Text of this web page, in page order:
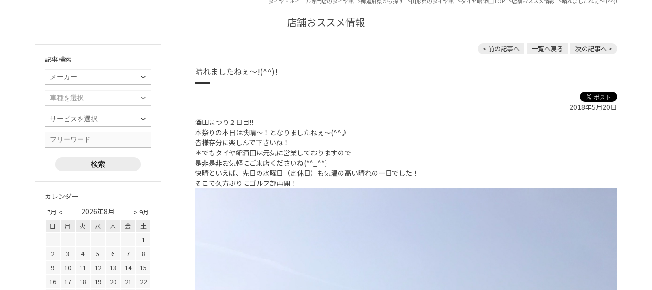
店舗おススメ情報
< 前の記事へ 一覧へ戻る 次の記事へ >
晴れましたねぇ～!(^^)!
2018年5月20日
酒田まつり２日目!!
本祭りの本日は快晴～！となりましたねぇ～(^^♪
皆様存分に楽しんで下さいね！
＊でもタイヤ館酒田は元気に営業しておりますので
是非是非お気軽にご来店くださいね(*^_^*)
快晴といえば、先日の水曜日（定休日）も気温の高い晴れの一日でした！
そこで久方ぶりにゴルフ部再開！
記事検索
カレンダー
7月 < > 9月
2026年8月
日 月 火 水 木 金
土
1
2
3 4 5 6 7
8
9
10 11 12 13 14
15
16
17 18 19 20 21
22